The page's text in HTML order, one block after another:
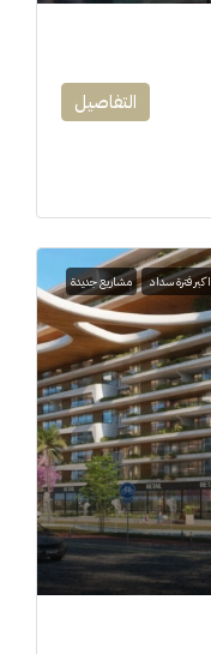
التفاصيل
اكبر فترة سداد مشاريع جديدة